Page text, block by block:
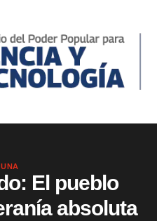
El pueblo
absoluta